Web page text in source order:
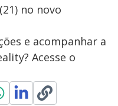
no novo
e acompanhar a
Acesse o